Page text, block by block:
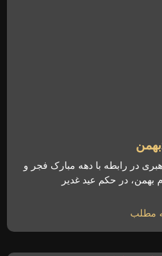
در رابطه با دهه مبارک فجر و
مطلب